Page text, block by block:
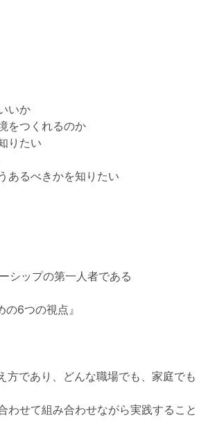
いか
をつくれるのか
りたい
あるべきかを知りたい
シップの第一人者である
6つの視点』
であり、どんな職場でも、家庭でも
わせて組み合わせながら実践すること